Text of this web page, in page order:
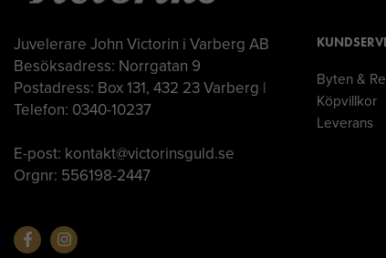
Juvelerare John Victorin i Varberg AB
Besöksadress: Norrgatan 9
Postadress: Box 131, 432 23 Varberg |
Telefon: 0340-10237
E-post: kontakt@victorinsguld.se
Orgnr: 556198-2447
Byten &
Köpvillkor
Leverans